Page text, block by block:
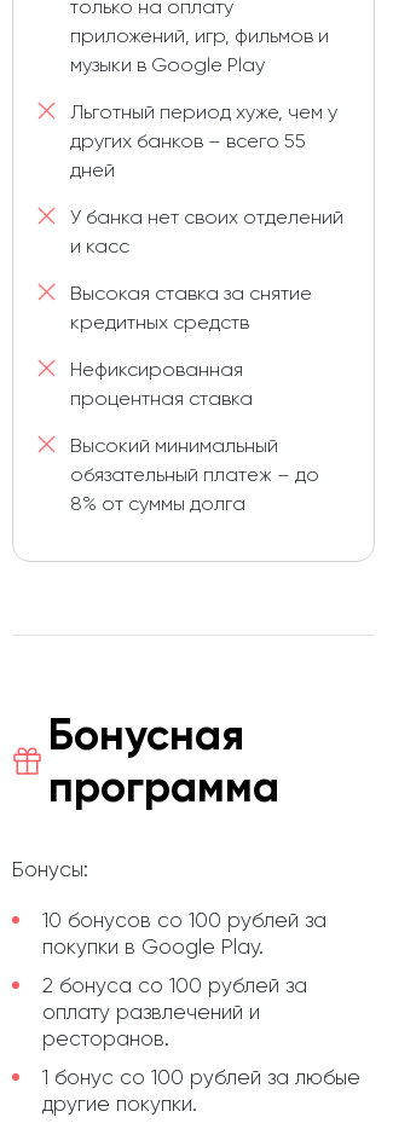
только на оплату
приложений, игр, фильмов и
музыки в Google Play
Льготный период хуже, чем у
других банков – всего 55
дней
У банка нет своих отделений
и касс
Высокая ставка за снятие
кредитных средств
Нефиксированная
процентная ставка
Высокий минимальный
обязательный платеж – до
8% от суммы долга
Бонусная
программа
Бонусы:
10 бонусов со 100 рублей за
покупки в Google Play.
2 бонуса со 100 рублей за
оплату развлечений и
ресторанов.
1 бонус со 100 рублей за любые
другие покупки.